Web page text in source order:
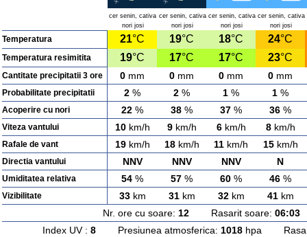
cer senin, cativa
nori josi
cer senin, cativa
nori josi
cer senin, cativa
nori josi
cer senin, cativa
nori josi
Temperatura 21°C 19°C 18°C 24°C
Temperatura resimitita 19°C 17°C 17°C 23°C
Cantitate precipitatii 3 ore 0 mm 0 mm 0 mm 0 mm
Probabilitate precipitatii 2 % 2 % 1 % 1 %
Acoperire cu nori 22 % 38 % 37 % 36 %
Viteza vantului 10km/h 9km/h 6km/h 8km/h
Rafale de vant 19km/h 18km/h 11 km/h 15km/h
Directia vantului NNV NNV NNV N
Umiditatea relativa 54 % 57 % 60 % 46 %
Vizibilitate 33km 31km 32km 41km
Nr. ore cu soare: 12Rasarit soare: 06:03
Index UV : 8Presiunea atmosferica: 1018hpa